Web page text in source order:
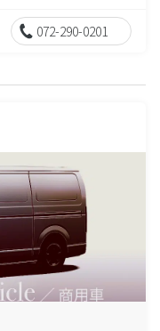
072-290-0201